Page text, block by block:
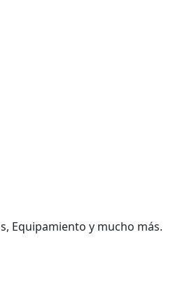
Equipamiento y mucho más.